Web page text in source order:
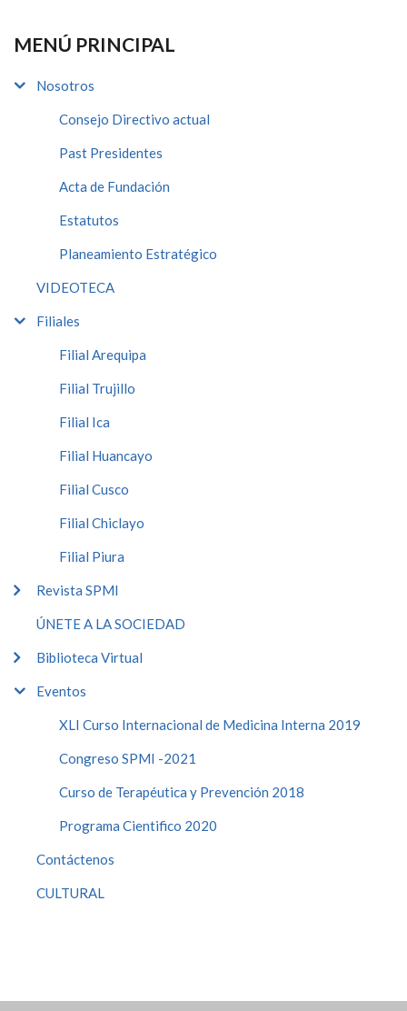
MENÚ PRINCIPAL
Nosotros
Consejo Directivo actual
Past Presidentes
Acta de Fundación
Estatutos
Planeamiento Estratégico
VIDEOTECA
Filiales
Filial Arequipa
Filial Trujillo
Filial Ica
Filial Huancayo
Filial Cusco
Filial Chiclayo
Filial Piura
Revista SPMI
ÚNETE A LA SOCIEDAD
Biblioteca Virtual
Eventos
XLI Curso Internacional de Medicina Interna 2019
Congreso SPMI -2021
Curso de Terapéutica y Prevención 2018
Programa Cientifico 2020
Contáctenos
CULTURAL